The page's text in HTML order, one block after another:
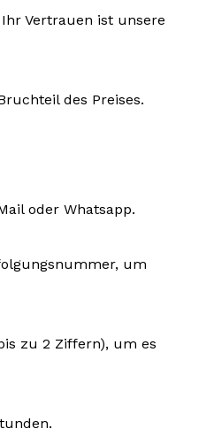
Vertrauen ist unsere
des Preises.
oder Whatsapp.
um
zu 2 Ziffern), um es